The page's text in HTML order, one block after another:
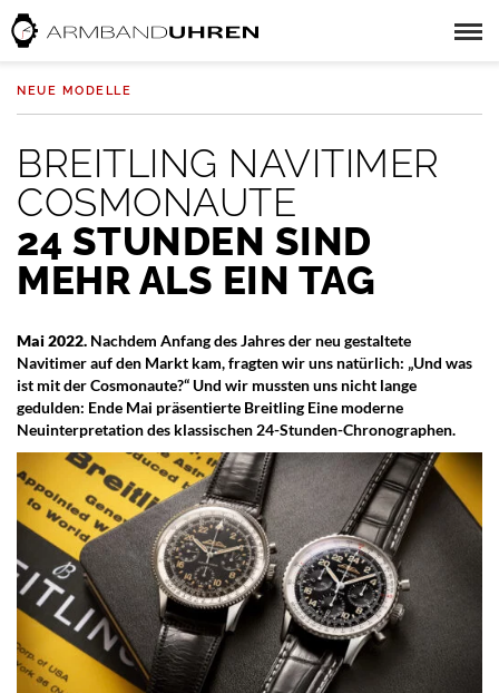
NEUE MODELLE
BREITLING NAVITIMER
COSMONAUTE
24 STUNDEN SIND
MEHR ALS EIN TAG
Mai 2022. Nachdem Anfang des Jahres der neu gestaltete
Navitimer auf den Markt kam, fragten wir uns natürlich: „Und was
ist mit der Cosmonaute?“ Und wir mussten uns nicht lange
gedulden: Ende Mai präsentierte Breitling Eine moderne
Neuinterpretation des klassischen 24-Stunden-Chronographen.